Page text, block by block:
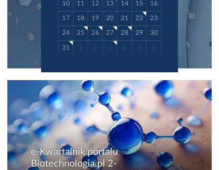
10 11 12 13 14 15 16
17 18 19 20 21 22 23
24 25 26 27 28 29 30
31 1 2 3 4 5 6
e-Kwartalnik portalu
Biotechnologia.pl 2-